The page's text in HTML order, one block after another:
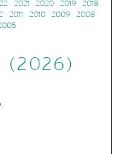
2021 2020 2019
2018
2011 2010 2009
2008
(2026)